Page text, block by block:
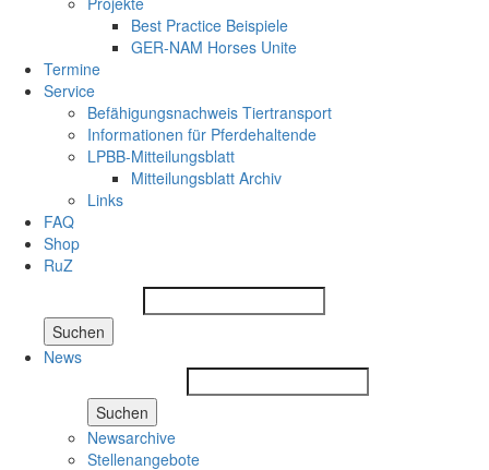
Best Practice Beispiele
GER-NAM Horses Unite
Termine
Service
Befähigungsnachweis Tiertransport
Informationen für Pferdehaltende
LPBB-Mitteilungsblatt
Mitteilungsblatt Archiv
Links
FAQ
Shop
RuZ
Suchen
News
Suchen
Newsarchive
Stellenangebote